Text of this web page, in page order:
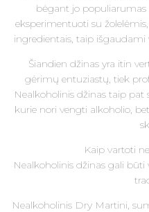
bėgant jo populiarumas
eksperimentuoti su
ingredientais, taip išgaudami
Šiandien džinas yra itin
gėrimų entuziastų, tiek
Nealkoholinis džinas taip
kurie nori vengti alkoholio,
Kaip vartoti
Nealkoholinis džinas gali
Nealkoholinis Dry Martini,